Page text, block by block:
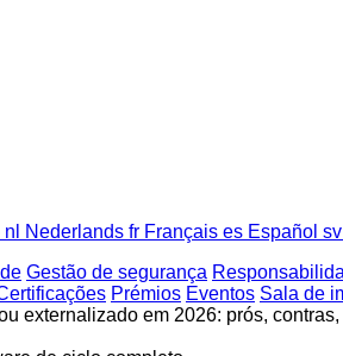
nl Nederlands fr Français es Español sv
Gestão de segurança
Prémios Eventos Sala de
externalizado em 2026: prós,